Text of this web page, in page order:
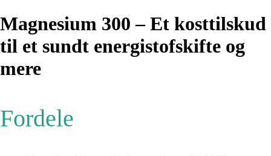
Magnesium 300 – Et kosttilskud
til et sundt energistofskifte og
mere
Fordele